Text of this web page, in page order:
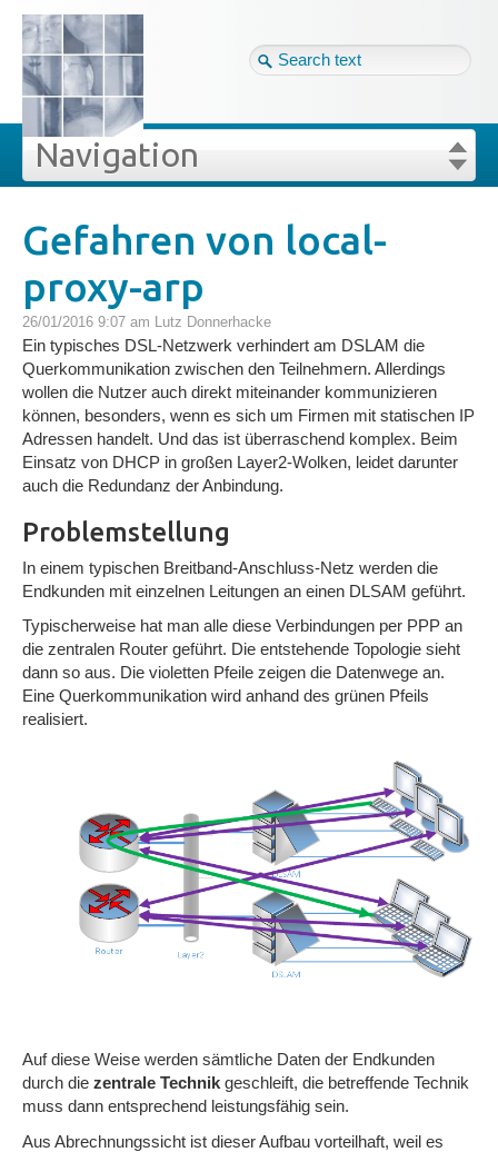
Tag cloud
Site map
Login
Forgot your password?
Navigation
Projekte
Veröffentlichungen
Blog
Impressum
GDPR
» Blog Gefahren von local-proxy-arp
Gefahren von local-
proxy-arp
26/01/2016 9:07 am Lutz Donnerhacke
Ein typisches DSL-Netzwerk verhindert am DSLAM die
Querkommunikation zwischen den Teilnehmern. Allerdings
wollen die Nutzer auch direkt miteinander kommunizieren
können, besonders, wenn es sich um Firmen mit statischen IP
Adressen handelt. Und das ist überraschend komplex. Beim
Einsatz von DHCP in großen Layer2-Wolken, leidet darunter
auch die Redundanz der Anbindung.
Problemstellung
In einem typischen Breitband-Anschluss-Netz werden die
Endkunden mit einzelnen Leitungen an einen DLSAM geführt.
Typischerweise hat man alle diese Verbindungen per PPP an
die zentralen Router geführt. Die entstehende Topologie sieht
dann so aus. Die violetten Pfeile zeigen die Datenwege an.
Eine Querkommunikation wird anhand des grünen Pfeils
realisiert.
Auf diese Weise werden sämtliche Daten der Endkunden
durch die zentrale Technik geschleift, die betreffende Technik
muss dann entsprechend leistungsfähig sein.
Aus Abrechnungssicht ist dieser Aufbau vorteilhaft, weil es